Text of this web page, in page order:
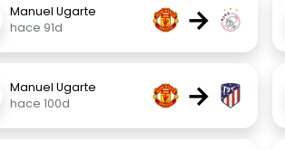
Manuel Ugarte
hace 91d
→
Manuel Ugarte
hace 100d
→